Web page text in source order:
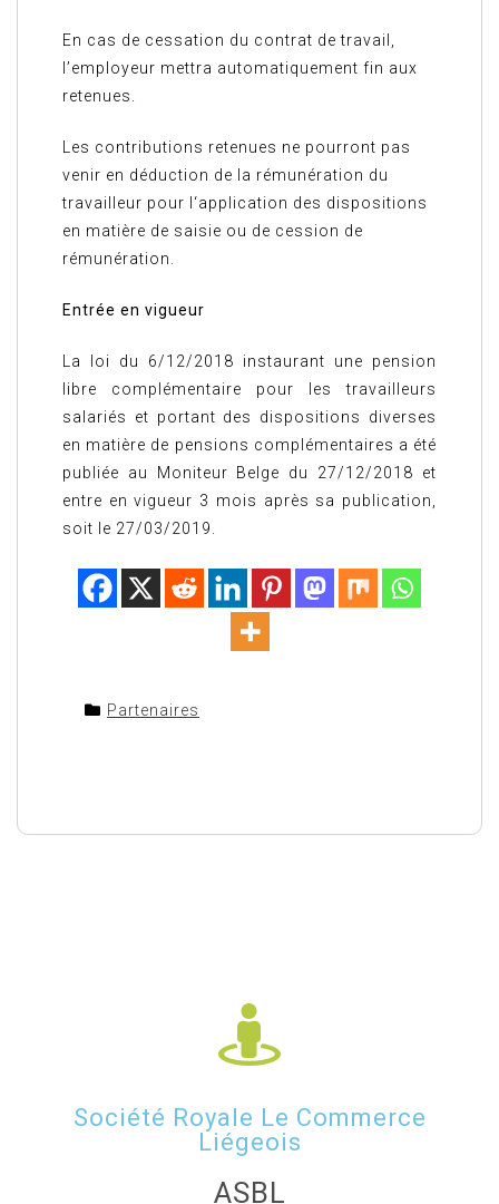
En cas de cessation du contrat de travail,
l’employeur mettra automatiquement fin aux
retenues.
Les contributions retenues ne pourront pas
venir en déduction de la rémunération du
travailleur pour l‘application des dispositions
en matière de saisie ou de cession de
rémunération.
Entrée en vigueur
La loi du 6/12/2018 instaurant une pension
libre complémentaire pour les travailleurs
salariés et portant des dispositions diverses
en matière de pensions complémentaires a été
publiée au Moniteur Belge du 27/12/2018 et
entre en vigueur 3 mois après sa publication,
soit le 27/03/2019.
Partenaires
Société Royale Le Commerce
Liégeois
ASBL